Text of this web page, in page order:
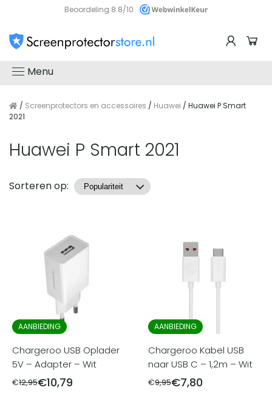
Beoordeling 8.8/10
Menu
/ Screenprotectors en accessoires / Huawei / Huawei P Smart
2021
Huawei P Smart 2021
Producten
Sorteren op:
AANBIEDING
Chargeroo USB Oplader
5V – Adapter – Wit
€12,95€10,79
AANBIEDING
Chargeroo Kabel USB
naar USB C – 1,2m – Wit
€9,95€7,80